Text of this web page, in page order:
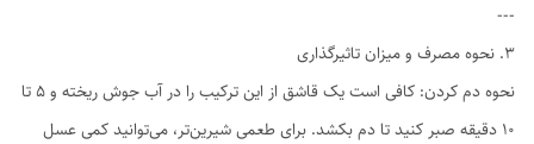
---
۳. نحوه مصرف و میزان تاثیرگذاری
نحوه دم کردن: کافی است یک قاشق از این ترکیب را در آب جوش ریخته و ۵ تا
۱۰ دقیقه صبر کنید تا دم بکشد. برای طعمی شیرین‌تر، می‌توانید کمی عسل